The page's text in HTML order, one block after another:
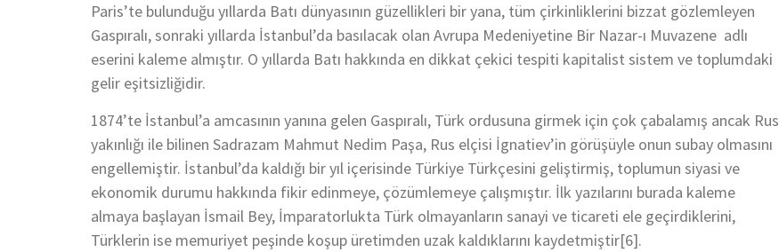
Paris’te bulunduğu yıllarda Batı dünyasının güzellikleri bir yana, tüm çirkinliklerini bizzat gözlemleyen
Gaspıralı, sonraki yıllarda İstanbul’da basılacak olan Avrupa Medeniyetine Bir Nazar-ı Muvazene adlı
eserini kaleme almıştır. O yıllarda Batı hakkında en dikkat çekici tespiti kapitalist sistem ve toplumdaki
gelir eşitsizliğidir.
1874’te İstanbul’a amcasının yanına gelen Gaspıralı, Türk ordusuna girmek için çok çabalamış ancak Rus
yakınlığı ile bilinen Sadrazam Mahmut Nedim Paşa, Rus elçisi İgnatiev’in görüşüyle onun subay olmasını
engellemiştir. İstanbul’da kaldığı bir yıl içerisinde Türkiye Türkçesini geliştirmiş, toplumun siyasi ve
ekonomik durumu hakkında fikir edinmeye, çözümlemeye çalışmıştır. İlk yazılarını burada kaleme
almaya başlayan İsmail Bey, İmparatorlukta Türk olmayanların sanayi ve ticareti ele geçirdiklerini,
Türklerin ise memuriyet peşinde koşup üretimden uzak kaldıklarını kaydetmiştir[6].